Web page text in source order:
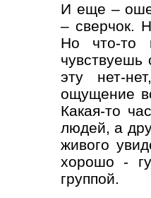
И еще –
– сверчок.
Но что-то
эту нет-
ощущение
Какая-то
людей, а
живого
хорошо -
группой.